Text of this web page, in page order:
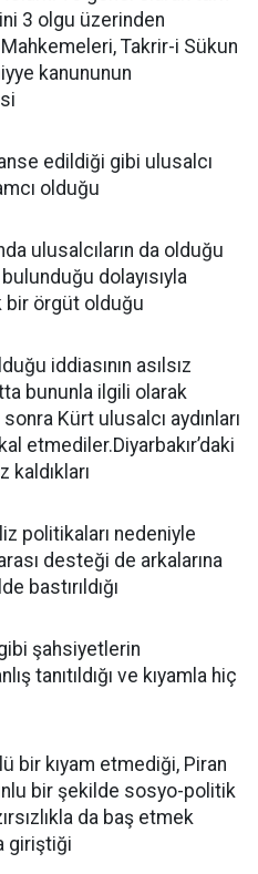
3 olgu üzerinden
Takrir-i Sükun
kanununun
edildiği gibi ulusalcı
olduğu
ulusalcıların da olduğu
dolayısıyla
bir örgüt olduğu
iddiasının asılsız
bununla ilgili olarak
Kürt ulusalcı aydınları
etmediler.Diyarbakır’daki
kaldıkları
politikaları nedeniyle
desteği de arkalarına
bastırıldığı
şahsiyetlerin
tanıtıldığı ve kıyamla hiç
bir kıyam etmediği, Piran
bir şekilde sosyo-politik
da baş etmek
giriştiği